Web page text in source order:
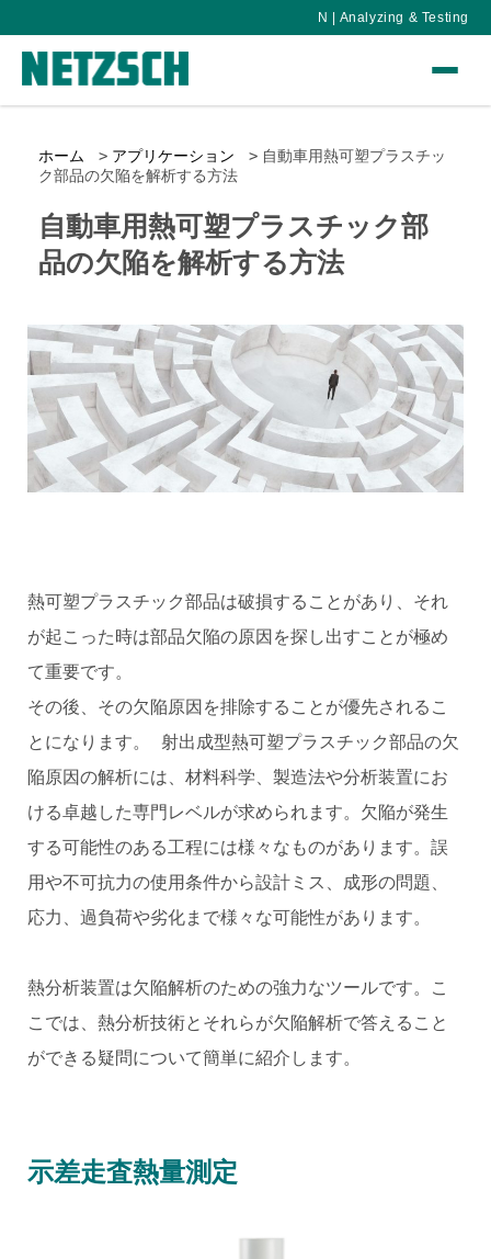
N | Analyzing & Testing
ホーム アプリケーション
自動車用熱可塑プラスチッ
ク部品の欠陥を解析する方法
自動車用熱可塑プラスチック部
品の欠陥を解析する方法
熱可塑プラスチック部品は破損することがあり、それ
が起こった時は部品欠陥の原因を探し出すことが極め
て重要です。
その後、その欠陥原因を排除することが優先されるこ
とになります。 射出成型熱可塑プラスチック部品の欠
陥原因の解析には、材料科学、製造法や分析装置にお
ける卓越した専門レベルが求められます。欠陥が発生
する可能性のある工程には様々なものがあります。誤
用や不可抗力の使用条件から設計ミス、成形の問題、
応力、過負荷や劣化まで様々な可能性があります。
熱分析装置は欠陥解析のための強力なツールです。こ
こでは、熱分析技術とそれらが欠陥解析で答えること
ができる疑問について簡単に紹介します。
示差走査熱量測定